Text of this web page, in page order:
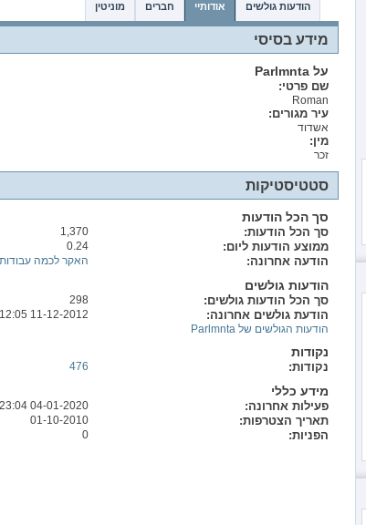
הודעות גולשים אודותיי חברים מוניטין
מידע בסיסי
על Parlmnta
שם פרטי:
Roman
עיר מגורים:
אשדוד
מין:
זכר
סטטיסטיקות
סך הכל הודעות
סך הכל הודעות 1,370
ממוצע הודעות ליום 0.24
הודעה אחרונה האקר לכמה עבודות
הודעות גולשים
סך הכל הודעות גולשים 298
הודעת גולשים אחרונה 11-12-2012
12:05
הודעות הגולשים של Parlmnta
נקודות
נקודות 476
מידע כללי
פעילות אחרונה 04-01-2020
23:04
תאריך הצטרפות 01-10-2010
הפניות 0